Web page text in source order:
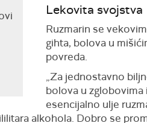
Lekovita svojstva
Ruzmarin se
gihta, bolova u
povreda.
„Za jednostavno
bolova u
esencijalno ulje
alkohola. Dobro se